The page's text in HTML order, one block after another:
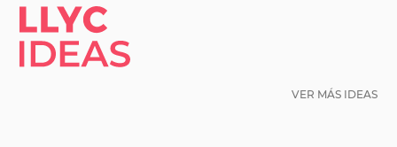
LLYC IDEAS.
VER MÁS IDEAS